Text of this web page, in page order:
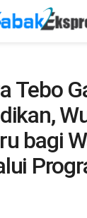
Tebo
bagi